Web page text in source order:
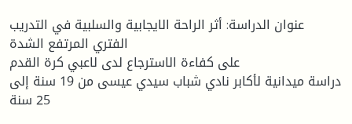
عنوان الدراسة: أثر الراحة الايجابية والسلبية في التدريب
الفتري المرتفع الشدة
على كفاءة الاسترجاع لدى لاعبي كرة القدم
دراسة ميدانية لأكابر نادي شباب سيدي عيسى من 19 سنة إلى
25 سنة